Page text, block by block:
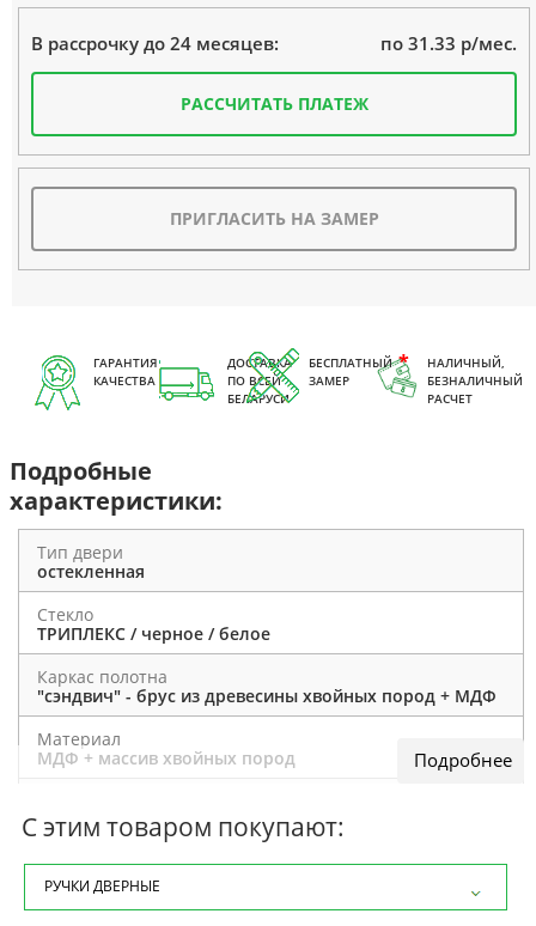
В рассрочку до 24 месяцев: по 31.33 р/мес.
РАССЧИТАТЬ ПЛАТЕЖ
ПРИГЛАСИТЬ НА ЗАМЕР
ГАРАНТИЯ
КАЧЕСТВА
ДОСТАВКА
ПО ВСЕЙ
БЕЛАРУСИ
БЕСПЛАТНЫЙ
ЗАМЕР
НАЛИЧНЫЙ,
БЕЗНАЛИЧНЫЙ
РАСЧЕТ
Подробные
характеристики:
Тип двери
остекленная
Стекло
ТРИПЛЕКС / черное / белое
Каркас полотна
"сэндвич" - брус из древесины хвойных пород + МДФ
Материал
МДФ + массив хвойных пород
экошпон
Толщина полотна
38 мм
С этим товаром покупают:
РУЧКИ ДВЕРНЫЕ